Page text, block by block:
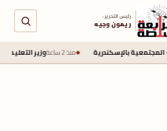
رئيس التحرير :
ريمون وجيه
بالإسكندرية منذ 2 ساعة وزير التعليم يوقع إتفاقية مع اليابان لتحويل 20 مدرسة